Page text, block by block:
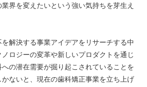
界を変えたいという強い気持ちを芽生え
解決する事業アイデアをリサーチする中
ロジーの変革や新しいプロダクトを通じ
の潜在需要が掘り起こされていることを
ないと、現在の歯科矯正事業を立ち上げ